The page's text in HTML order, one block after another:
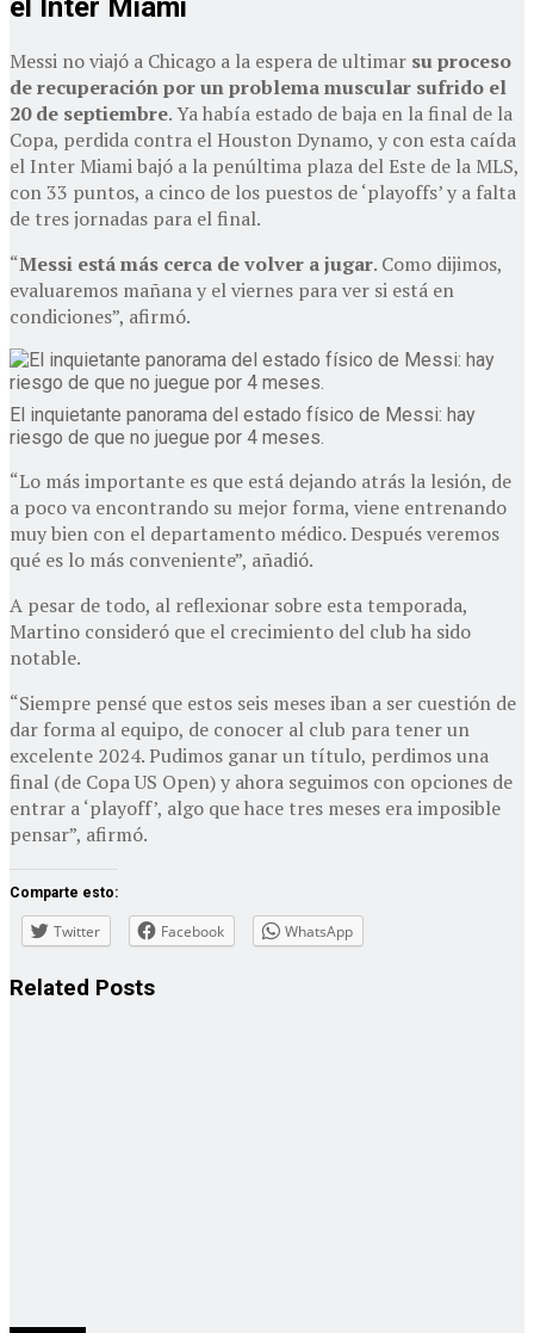
Messi no viajó a Chicago a la espera de ultimar su proceso
de recuperación por un problema muscular sufrido el
20 de septiembre. Ya había estado de baja en la final de la
Copa, perdida contra el Houston Dynamo, y con esta caída
el Inter Miami bajó a la penúltima plaza del Este de la MLS,
con 33 puntos, a cinco de los puestos de ‘playoffs’ y a falta
de tres jornadas para el final.
“Messi está más cerca de volver a jugar. Como dijimos,
evaluaremos mañana y el viernes para ver si está en
condiciones”, afirmó.
El inquietante panorama del estado físico de Messi: hay
riesgo de que no juegue por 4 meses.
“Lo más importante es que está dejando atrás la lesión, de
a poco va encontrando su mejor forma, viene entrenando
muy bien con el departamento médico. Después veremos
qué es lo más conveniente”, añadió.
A pesar de todo, al reflexionar sobre esta temporada,
Martino consideró que el crecimiento del club ha sido
notable.
“Siempre pensé que estos seis meses iban a ser cuestión de
dar forma al equipo, de conocer al club para tener un
excelente 2024. Pudimos ganar un título, perdimos una
final (de Copa US Open) y ahora seguimos con opciones de
entrar a ‘playoff’, algo que hace tres meses era imposible
pensar”, afirmó.
Comparte esto:
Twitter Facebook WhatsApp
Related Posts